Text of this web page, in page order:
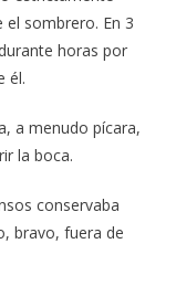
el sombrero. En 3
horas por
él.
a menudo pícara,
la boca.
conservaba
bravo, fuera de